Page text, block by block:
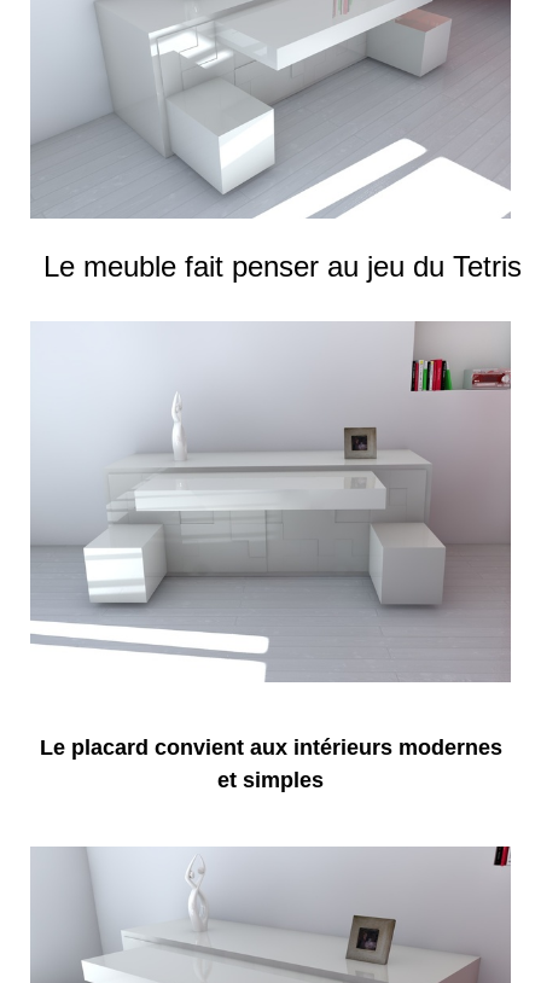
Le meuble fait penser au jeu du Tetris
Le placard convient aux intérieurs modernes
et simples